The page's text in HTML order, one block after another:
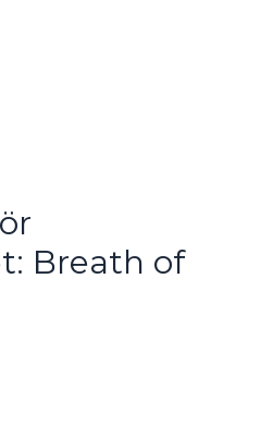
Breath of